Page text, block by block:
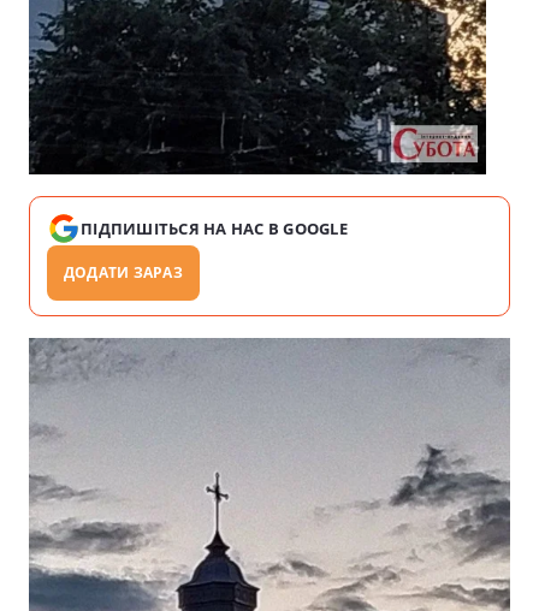
ПІДПИШІТЬСЯ НА НАС В GOOGLE
ДОДАТИ ЗАРАЗ